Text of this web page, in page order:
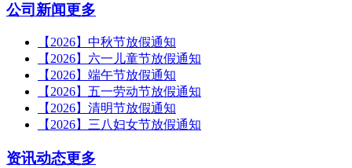
公司新闻更多
【2026】中秋节放假通知
【2026】六一儿童节放假通知
【2026】端午节放假通知
【2026】五一劳动节放假通知
【2026】清明节放假通知
【2026】三八妇女节放假通知
资讯动态更多